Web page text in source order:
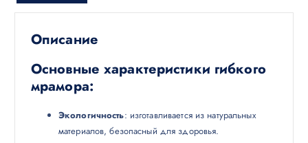
Описание
Основные характеристики гибкого
мрамора:
Экологичность: изготавливается из натуральных
материалов, безопасный для здоровья.